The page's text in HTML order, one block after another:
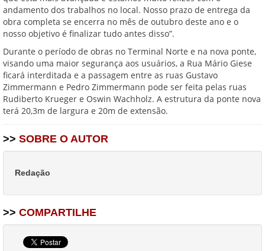
andamento dos trabalhos no local. Nosso prazo de entrega da
obra completa se encerra no mês de outubro deste ano e o
nosso objetivo é finalizar tudo antes disso”.
Durante o período de obras no Terminal Norte e na nova ponte,
visando uma maior segurança aos usuários, a Rua Mário Giese
ficará interditada e a passagem entre as ruas Gustavo
Zimmermann e Pedro Zimmermann pode ser feita pelas ruas
Rudiberto Krueger e Oswin Wachholz. A estrutura da ponte nova
terá 20,3m de largura e 20m de extensão.
>> SOBRE O AUTOR
Redação
>> COMPARTILHE